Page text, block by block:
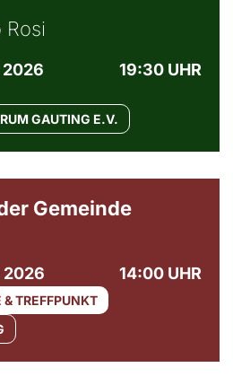
Rosi
2026
19:30 UHR
GAUTING E.V.
Gemeinde
2026 14:00 UHR
& TREFFPUNKT